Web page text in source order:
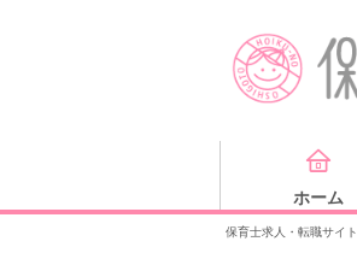
ホーム
保育士求人・転職サイ